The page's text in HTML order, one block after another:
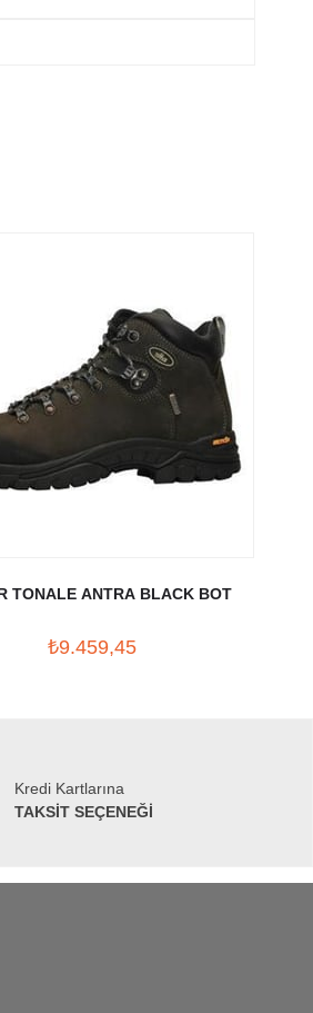
TONALE ANTRA BLACK BOT
₺9.459,45
Kredi Kartlarına
TAKSİT SEÇENEĞİ